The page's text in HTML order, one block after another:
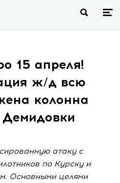
15 апреля!
ж/д всю
колонна
атаку с
по Курску и
Основными целями